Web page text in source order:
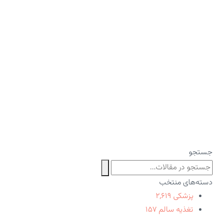
جستجو
دسته‌های منتخب
پزشکی ۲,۶۱۹
تغذیه سالم ۱۵۷